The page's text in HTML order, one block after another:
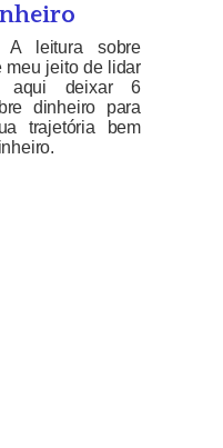
A leitura sobre
meu jeito de lidar
aqui deixar 6
dinheiro para
trajetória bem